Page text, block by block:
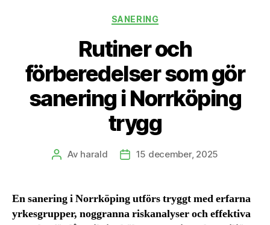
Kategorier
SANERING
Rutiner och
förberedelser som gör
sanering i Norrköping
trygg
Inläggsförfattare
Av harald Inläggsdatum
15 december, 2025
En sanering i Norrköping utförs tryggt med erfarna
yrkesgrupper, noggranna riskanalyser och effektiva